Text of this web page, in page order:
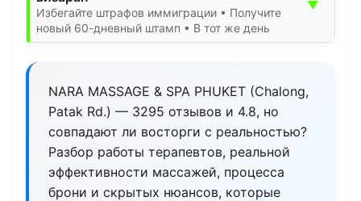
Избегайте штрафов иммиграции • Получите
новый 60-дневный штамп • В тот же день
▼
NARA MASSAGE & SPA PHUKET (Chalong,
Patak Rd.) — 3295 отзывов и 4.8, но
совпадают ли восторги с реальностью?
Разбор работы терапевтов, реальной
эффективности массажей, процесса
брони и скрытых нюансов, которые